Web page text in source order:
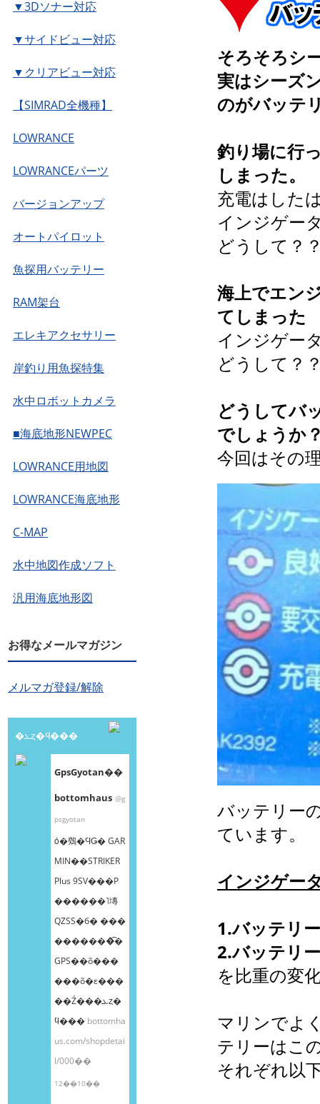
▼3Dソナー対応
▼サイドビュー対応
▼クリアビュー対応
【SIMRAD全機種】
LOWRANCE
LOWRANCEパーツ
バージョンアップ
オートパイロット
魚探用バッテリー
RAM架台
エレキアクセサリー
岸釣り用魚探特集
水中ロボットカメラ
■海底地形NEWPEC
LOWRANCE用地図
LOWRANCE海底地形
C-MAP
水中地図作成ソフト
汎用海底地形図
お得なメールマガジン
メルマガ登録/解除
�ܥȥ�ϥ���
GpsGyotan��
bottomhaus @g
psgyotan
ȯ�䳫�ϤǤ� GAR
MIN��STRIKER
Plus 9SV���Ρ
����ܸ��˥塼
QZSS�б� ���
�������͡�
GPS��õ���
���õ�ε���
��Ź���ܥȥ�
ϥ��� bottomha
us.com/shopdetai
l/000��
12��10��
そろそろシ
実はシーズ
のがバッテ
釣り場に行
しまった。
充電はした
インジゲー
どうして？
海上でエン
てしまった
インジゲー
どうして？
どうしてバ
でしょうか
今回はその
バッテリー
ています。
インジゲー
1.バッテリ
2.バッテリ
を比重の変
マリンでよ
テリーはこ
それぞれ以